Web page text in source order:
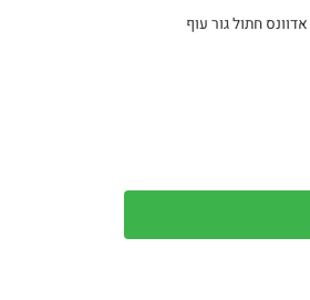
אדוונס חתול גור עוף